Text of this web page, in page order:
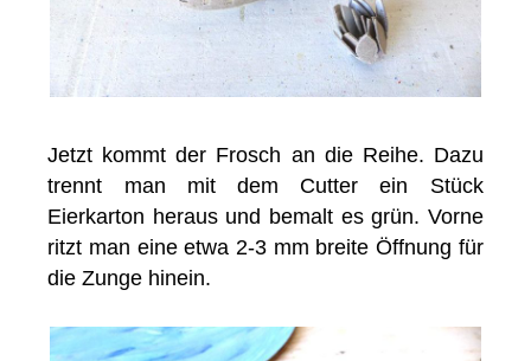
Jetzt kommt der Frosch an die Reihe. Dazu
trennt man mit dem Cutter ein Stück
Eierkarton heraus und bemalt es grün. Vorne
ritzt man eine etwa 2-3 mm breite Öffnung für
die Zunge hinein.